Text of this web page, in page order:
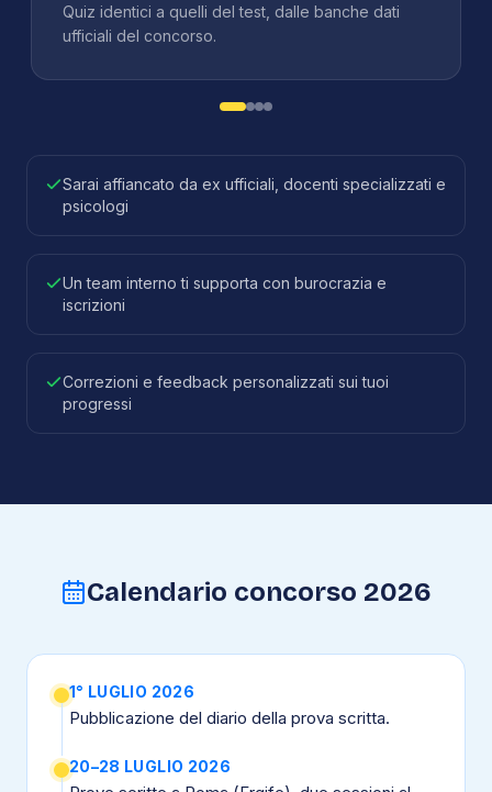
Quiz identici a quelli del test, dalle banche dati
ufficiali del concorso.
Sarai affiancato da ex ufficiali, docenti specializzati e
psicologi
Un team interno ti supporta con burocrazia e
iscrizioni
Correzioni e feedback personalizzati sui tuoi
progressi
Calendario concorso 2026
1° LUGLIO 2026
Pubblicazione del diario della prova scritta.
20–28 LUGLIO 2026